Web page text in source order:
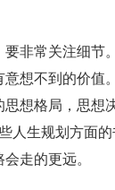
非常关注细节
想不到的价值
想格局，思想
人生规划方面
走的更远。